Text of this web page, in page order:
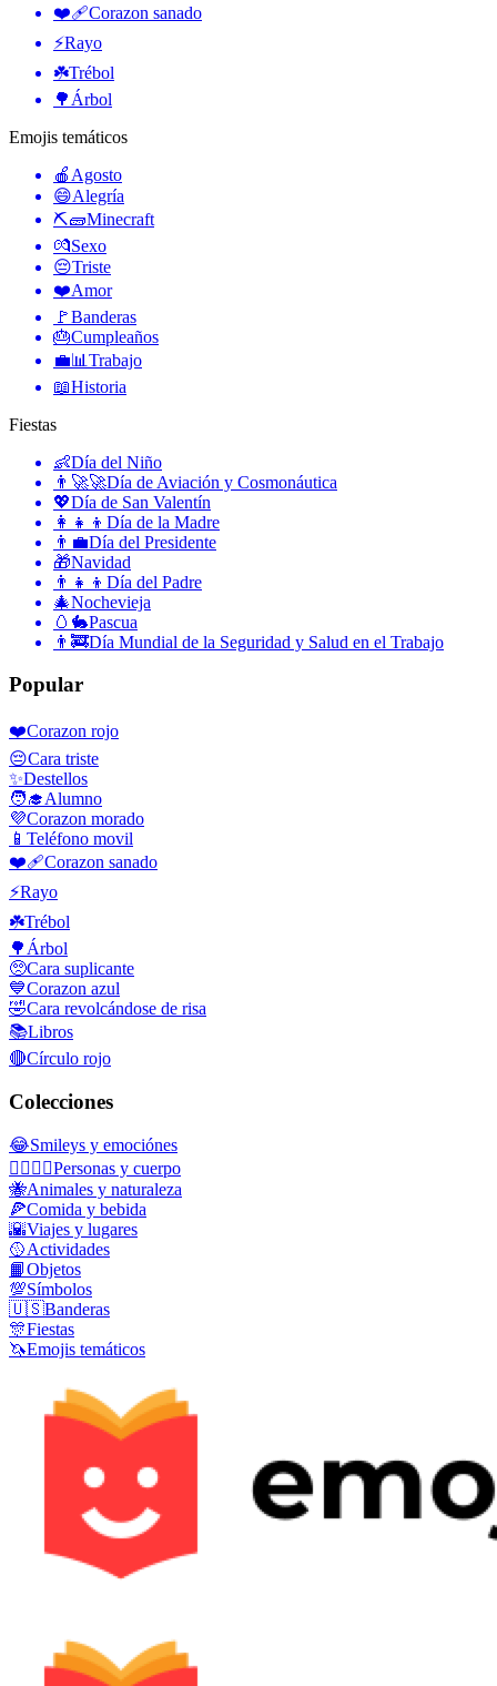
❤️‍🩹Corazon sanado
⚡Rayo
☘️Trébol
🌳 Árbol
Emojis temáticos
🍎 Agosto
😄Alegría
⛏🧱Minecraft
💏Sexo
😔Triste
❤️Amor
🚩Banderas
🎂Cumpleaños
💼📊 Trabajo
📖Historia
Fiestas
👶Día del Niño
👨‍🚀🚀Día de Aviación y Cosmonáutica
💖Día de San Valentín
👩‍👧‍👦 Día de la Madre
👨‍💼Día del Presidente
🎁Navidad
👨‍👧‍👦 Día del Padre
🎄Nochevieja
🥚🐇Pascua
👨‍🚒Día Mundial de la Seguridad y Salud en el Trabajo
Popular
❤️Corazon rojo
😔Cara triste
✨Destellos
🧑‍🎓Alumno
💜Corazon morado
📱 Teléfono movil
❤️‍🩹Corazon sanado
⚡Rayo
☘️Trébol
🌳 Árbol
🥺Cara suplicante
💙Corazon azul
🤣Cara revolcándose de risa
📚Libros
🔴Círculo rojo
Colecciones
😂Smileys y emociónes
👩‍❤️‍💋‍👨Personas y cuerpo
🐝Animales y naturaleza
🍕Comida y bebida
🌇Viajes y lugares
🥎Actividades
📙Objetos
💯Símbolos
🇺🇸Banderas
🎊Fiestas
🦄Emojis temáticos